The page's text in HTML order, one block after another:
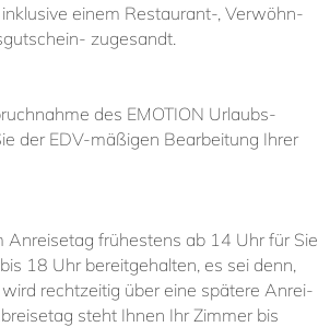
ei­nem Re­stau­rant-​, Ver­wöhn-​
zu­ge­sandt.
des EMO­TI­ON Ur­laubs­
der EDV-​mä­ßi­gen Be­ar­bei­tung Ih­rer
An­rei­se­tag frü­hes­tens ab 14 Uhr für Sie
18 Uhr be­reit­ge­hal­ten, es sei denn,
recht­zei­tig über ei­ne spä­te­re An­rei­
steht Ih­nen Ihr Zim­mer bis